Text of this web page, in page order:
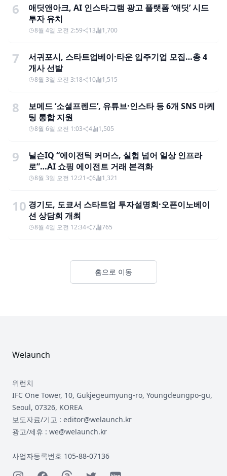
6
애딧앤아크, AI 인스타그램 광고 플랫폼 ‘애딧’ 시드
투자 유치
8월 4일 오전 2:59 13 1,700
7
서귀포시, 스타트업베이·타운 입주기업 모집…총 4
개사 선발
8월 3일 오전 3:18 10 1,515
8
보메드 ‘소셜프렌드’, 유튜브·인스타 등 6개 SNS 마케
팅 통합 지원
8월 6일 오전 1:03 4 1,505
9
닐슨IQ “에이전틱 커머스, 실험 넘어 일상 인프라
로”…AI 쇼핑 에이전트 거래 본격화
8월 3일 오전 12:21 6 1,321
10 경기도, 도쿄서 스타트업 투자설명회·오픈이노베이
션 상담회 개최
8월 4일 오전 12:34 7 765
홈으로 이동
Welaunch
위런치
IFC One Tower, 10, Gukjegeumyung-ro, Youngdeungpo-gu,
Seoul, 07326, KOREA
보도자료/기고 : editor@welaunch.kr
광고/제휴 : we@welaunch.kr
사업자등록번호 105-88-07136